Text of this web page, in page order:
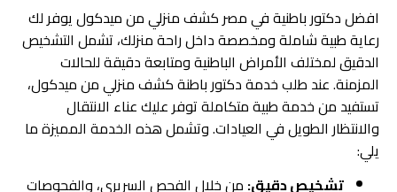
افضل دكتور باطنية في مصر كشف منزلي من ميدكول يوفر لك
رعاية طبية شاملة ومخصصة داخل راحة منزلك، تشمل التشخيص
الدقيق لمختلف الأمراض الباطنية ومتابعة دقيقة للحالات
المزمنة. عند طلب خدمة دكتور باطنة كشف منزلي من ميدكول،
تستفيد من خدمة طبية متكاملة توفر عليك عناء الانتقال
والانتظار الطويل في العيادات. وتشمل هذه الخدمة المميزة ما
يلي:
تشخيص دقيق: من خلال الفحص السريري، والفحوصات